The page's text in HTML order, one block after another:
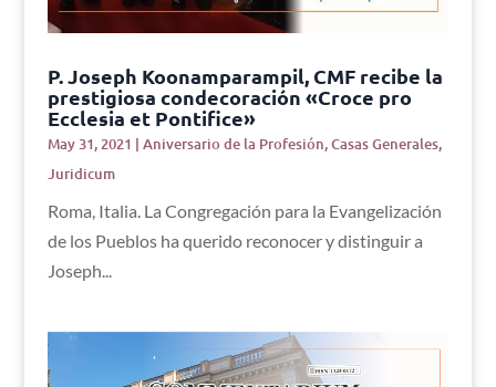
P. Joseph Koonamparampil, CMF recibe la
prestigiosa condecoración «Croce pro
Ecclesia et Pontifice»
May 31, 2021 | Aniversario de la Profesión,Casas Generales,
Juridicum
Roma, Italia. La Congregación para la Evangelización
de los Pueblos ha querido reconocer y distinguir a
Joseph...